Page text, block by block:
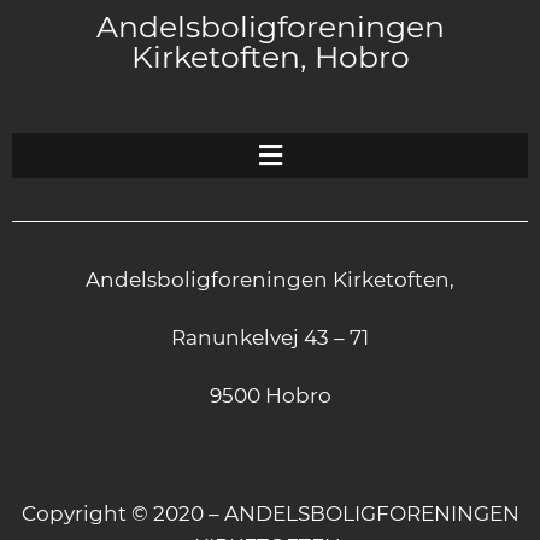
Andelsboligforeningen
Kirketoften, Hobro
Andelsboligforeningen Kirketoften,
Ranunkelvej 43 – 71
9500 Hobro
Copyright © 2020 – ANDELSBOLIGFORENINGEN